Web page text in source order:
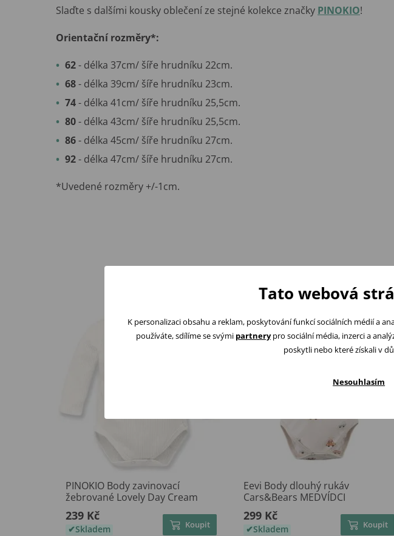
Slaďte s dalšími kousky oblečení ze stejné kolekce značky PINOKIO!
Orientační rozměry*:
62- délka 37cm/ šíře hrudníku 22cm.
68- délka 39cm/ šíře hrudníku 23cm.
74- délka 41cm/ šíře hrudníku 25,5cm.
80- délka 43cm/ šíře hrudníku 25,5cm.
86- délka 45cm/ šíře hrudníku 27cm.
92- délka 47cm/ šíře hrudníku 27cm.
*Uvedené rozměry +/-1cm.
PINOKIO Body zavinovací
žebrované Lovely Day Cream
239 Kč
Skladem Koupit
Eevi Body dlouhý rukáv
Cars&Bears MEDVÍDCI
299 Kč
Skladem Koupit
Tato webová
K personalizaci obsahu a reklam, poskytování funkcí sociálních médií a
používáte, sdílíme se svými partnerypro sociální média, inzerci a
poskytli nebo které získali v
Nesouhlasím